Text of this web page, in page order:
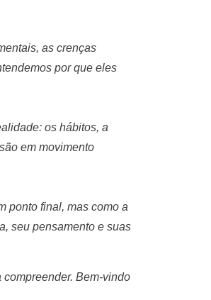
as crenças
por que eles
os hábitos, a
em movimento
ponto final, mas como a
seu pensamento e suas
Bem-vindo